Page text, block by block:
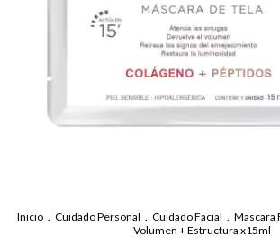
Inicio . Cuidado Personal . Cuidado Facial . Mascara
Volumen + Estructura x15ml